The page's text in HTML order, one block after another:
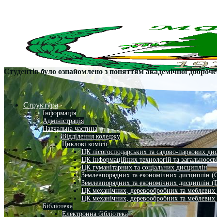
Структура
Інформація
Адміністрація
Навчальна частина
Відділення коледжу
Циклові комісії
ЦК лісогосподарських та садово-паркових
ЦК інформаційних технологій та
ЦК гуманітарних та соціальних дисциплін
Землевпорядних та економічних дисциплін
Землевпорядних та економічних дисциплін
ЦК механічних, деревообробних та
ЦК механічних, деревообробних та
Бібліотека
Електронна бібліотека
Студентів було ознайомлено з поняттям академічної